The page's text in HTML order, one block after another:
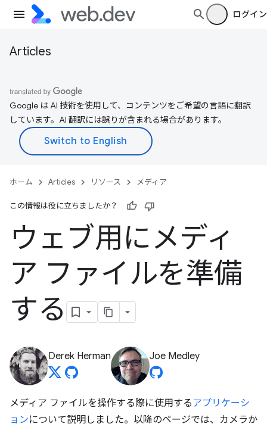
ログイン
Articles
Google は AI 技術を使用して、コンテンツをご希望の言語に翻訳
しています。AI 翻訳には誤りが含まれる場合があります。
ホーム Articles リソース メディア
この情報は役に立ちましたか？
ウェブ用にメディ
ア ファイルを準備
する
Derek Herman Joe Medley
メディア ファイルを操作する際に使用するアプリケーシ
ョンについて説明しました。以降のページでは、カメラか